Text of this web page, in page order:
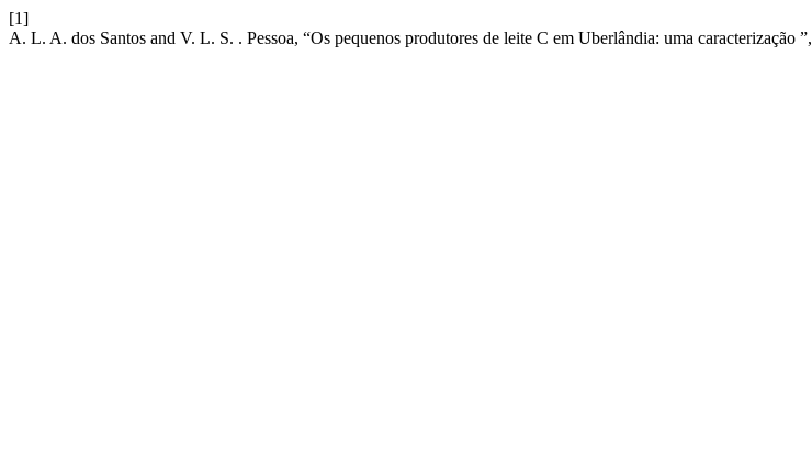
[1]
A. L. A. dos Santos and V. L. S. . Pessoa, “Os pequenos produtores de leite C em Uberlândia: uma caracterização ”,